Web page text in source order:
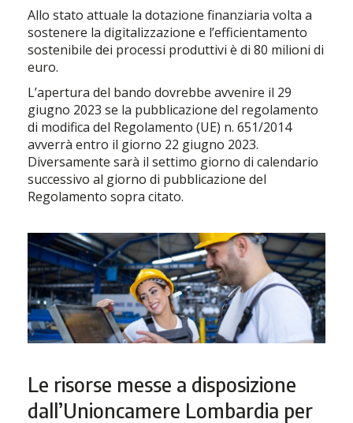
Allo stato attuale la dotazione finanziaria volta a
sostenere la digitalizzazione e l’efficientamento
sostenibile dei processi produttivi è di 80 milioni di
euro.
L’apertura del bando dovrebbe avvenire il 29
giugno 2023 se la pubblicazione del regolamento
di modifica del Regolamento (UE) n. 651/2014
avverrà entro il giorno 22 giugno 2023.
Diversamente sarà il settimo giorno di calendario
successivo al giorno di pubblicazione del
Regolamento sopra citato.
Le risorse messe a disposizione
dall’Unioncamere Lombardia per